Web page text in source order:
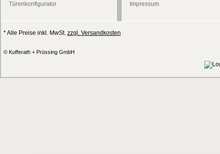
Türenkonfigurator
Impressum
* Alle Preise inkl. MwSt. zzgl. Versandkosten
© Kufferath + Prüssing GmbH